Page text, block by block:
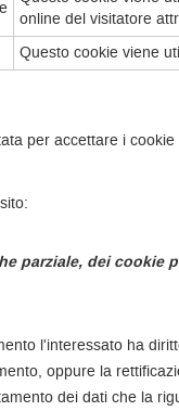
online del visitatore
Questo cookie viene
per accettare i
parziale, dei
l'interessato ha
oppure la
dei dati che la